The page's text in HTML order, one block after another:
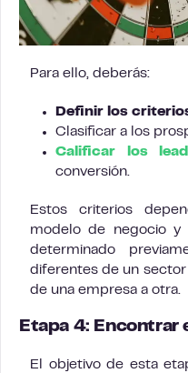
Para ello, deberás:
Definir los
Clasificar a los
Calificar los
conversión.
Estos criterios
modelo de negocio y
determinado
diferentes de un
de una empresa a otra.
Etapa 4: Encontrar
El objetivo de esta